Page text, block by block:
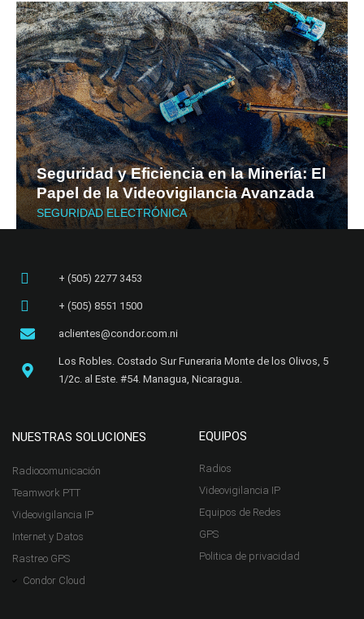
Seguridad y Eficiencia en la Minería: El
Papel de la Videovigilancia Avanzada
SEGURIDAD ELECTRÓNICA
+ (505) 2277 3453​
+ (505) 8551 1500
aclientes@condor.com.ni
Los Robles. Costado Sur Funeraria Monte de los Olivos, 5
1/2c. al Este. #54. Managua, Nicaragua.​
NUESTRAS SOLUCIONES
Radiocomunicación
Teamwork PTT
Videovigilancia IP
Internet y Datos
Rastreo GPS
Condor Cloud
EQUIPOS
Radios
Videovigilancia IP
Equipos de Redes
GPS
Politica de privacidad